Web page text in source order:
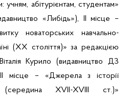
учням, абітурієнтам, студентам»
«Либідь»), ІІ місце –
новаторських навчально-
(ХХ століття)» за редакцією
Курило (видавництво ДЗ
місце – «Джерела з історії
(середина XVII-XVIII ст.)»